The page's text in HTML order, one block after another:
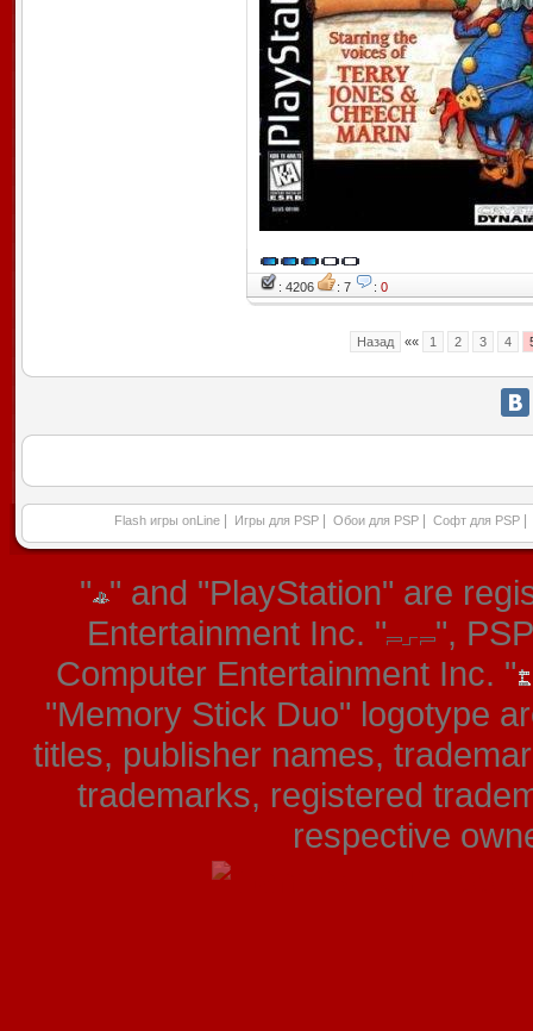
: 4206 : 7 : 0
Назад «« 1 2 3 4
Flash игры onLine Игры для PSP Обои для PSP Софт для PSP
" " and "PlayStation" are
Entertainment Inc. "
",
Computer Entertainment Inc. "
"Memory Stick Duo" logotype
titles, publisher names,
trademarks, registered
respective